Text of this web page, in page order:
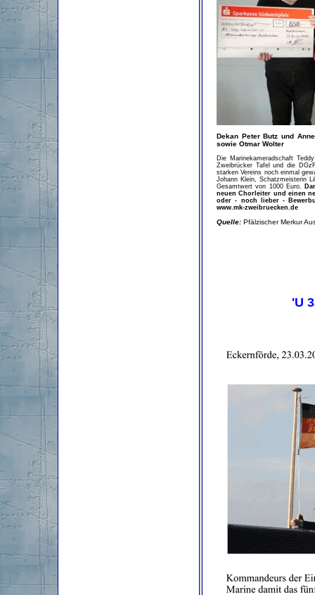
Dekan Peter Butz und
sowie Otmar Wolter
Die Marinekameradschaft
Zweibrücker Tafel und die
starken Vereins noch einmal
Johann Klein, Schatzmeisterin
Gesamtwert von 1000 Euro.
neuen Chorleiter und einen
oder - noch lieber -
www.mk-zweibruecken.de
Quelle: Pfälzischer Merkur
'U